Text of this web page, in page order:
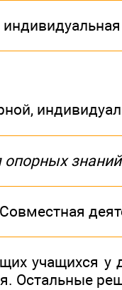
опорных
Совместная
учащихся у
Остальные